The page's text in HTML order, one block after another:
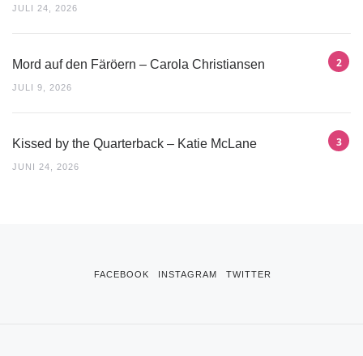
JULI 24, 2026
Mord auf den Färöern – Carola Christiansen
JULI 9, 2026
Kissed by the Quarterback – Katie McLane
JUNI 24, 2026
FACEBOOK INSTAGRAM TWITTER